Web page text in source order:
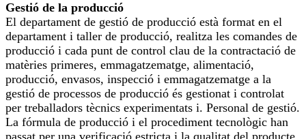
Gestió de la producció
El departament de gestió de producció està format en el
departament i taller de producció, realitza les comandes de
producció i cada punt de control clau de la contractació de
matèries primeres, emmagatzematge, alimentació,
producció, envasos, inspecció i emmagatzematge a la
gestió de processos de producció és gestionat i controlat
per treballadors tècnics experimentats i. Personal de gestió.
La fórmula de producció i el procediment tecnològic han